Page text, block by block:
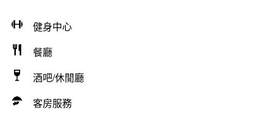
健身中心
餐廳
酒吧/休閒廳
客房服務